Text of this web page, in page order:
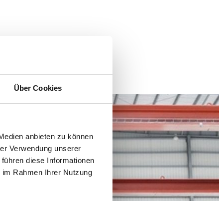
Über Cookies
anbieten zu können
Verwendung unserer
diese Informationen
Rahmen Ihrer Nutzung